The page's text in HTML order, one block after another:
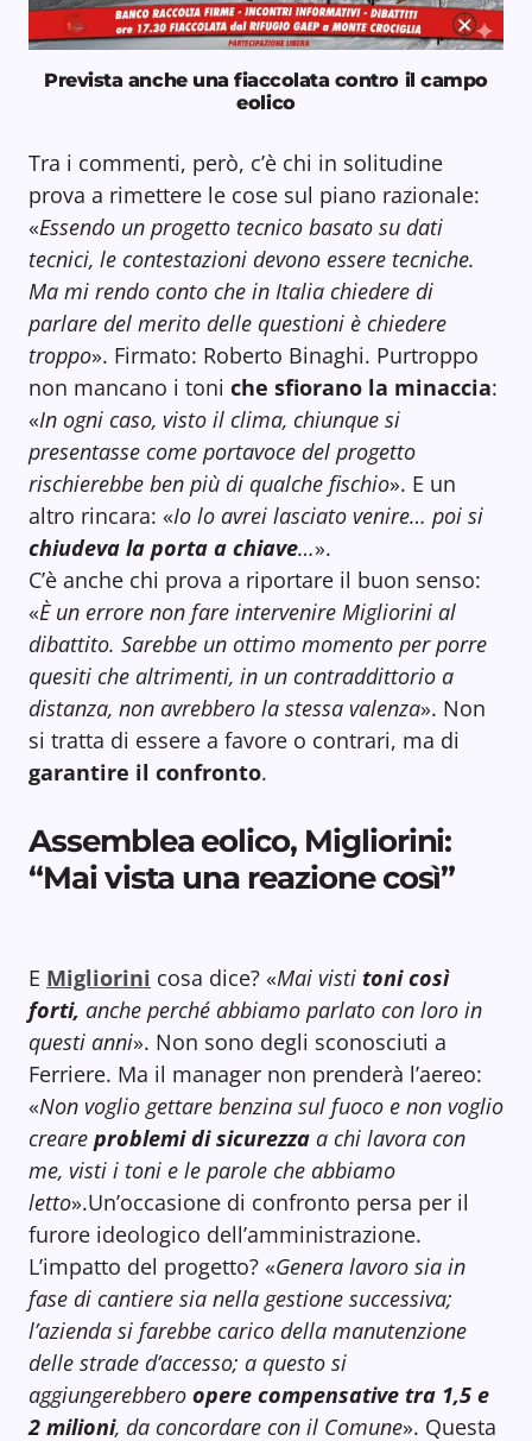
Prevista anche una fiaccolata contro il campo
eolico
Tra i commenti, però, c’è chi in solitudine
prova a rimettere le cose sul piano razionale:
«Essendo un progetto tecnico basato su dati
tecnici, le contestazioni devono essere tecniche.
Ma mi rendo conto che in Italia chiedere di
parlare del merito delle questioni è chiedere
troppo». Firmato: Roberto Binaghi. Purtroppo
non mancano i toni che sfiorano la minaccia:
«In ogni caso, visto il clima, chiunque si
presentasse come portavoce del progetto
rischierebbe ben più di qualche fischio». E un
altro rincara: «Io lo avrei lasciato venire… poi si
chiudeva la porta a chiave…».
C’è anche chi prova a riportare il buon senso:
«È un errore non fare intervenire Migliorini al
dibattito. Sarebbe un ottimo momento per porre
quesiti che altrimenti, in un contraddittorio a
distanza, non avrebbero la stessa valenza». Non
si tratta di essere a favore o contrari, ma di
garantire il confronto.
Assemblea eolico, Migliorini:
“Mai vista una reazione così”
E Migliorini cosa dice? «Mai visti toni così
forti, anche perché abbiamo parlato con loro in
questi anni». Non sono degli sconosciuti a
Ferriere. Ma il manager non prenderà l’aereo:
«Non voglio gettare benzina sul fuoco e non voglio
creare problemi di sicurezza a chi lavora con
me, visti i toni e le parole che abbiamo
letto».Un’occasione di confronto persa per il
furore ideologico dell’amministrazione.
L’impatto del progetto? «Genera lavoro sia in
fase di cantiere sia nella gestione successiva;
l’azienda si farebbe carico della manutenzione
delle strade d’accesso; a questo si
aggiungerebbero opere compensative tra 1,5 e
2 milioni, da concordare con il Comune». Questa